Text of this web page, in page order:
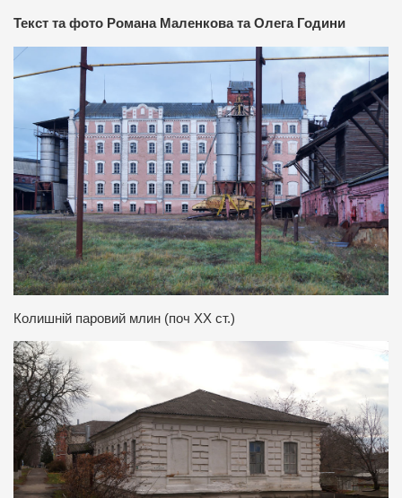
Текст та фото Романа Маленкова та Олега Години
Колишній паровий млин (поч ХХ ст.)